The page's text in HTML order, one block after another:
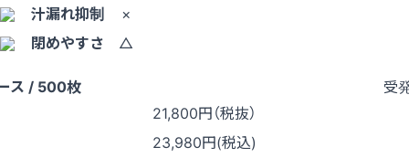
汁漏れ抑制
×
閉めやすさ
△
ス / 500枚
受
21,800円（税抜）
23,980円(税込)